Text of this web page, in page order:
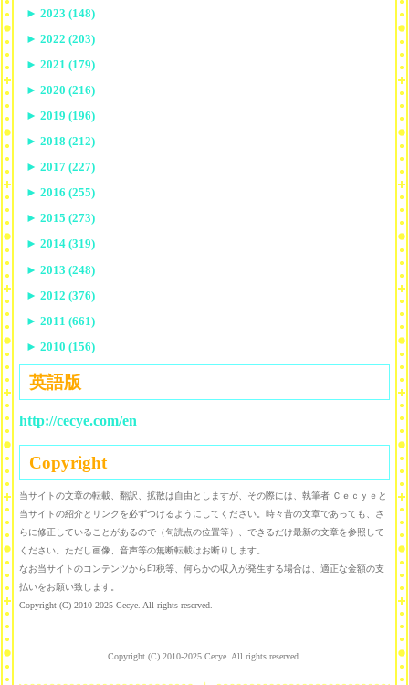
► 2023 (148)
► 2022 (203)
► 2021 (179)
► 2020 (216)
► 2019 (196)
► 2018 (212)
► 2017 (227)
► 2016 (255)
► 2015 (273)
► 2014 (319)
► 2013 (248)
► 2012 (376)
► 2011 (661)
► 2010 (156)
英語版
http://cecye.com/en
Copyright
当サイトの文章の転載、翻訳、拡散は自由としますが、その際には、執筆者 Ｃｅｃｙｅと
当サイトの紹介とリンクを必ずつけるようにしてください。時々昔の文章であっても、さ
らに修正していることがあるので（句読点の位置等）、できるだけ最新の文章を参照して
ください。ただし画像、音声等の無断転載はお断りします。
なお当サイトのコンテンツから印税等、何らかの収入が発生する場合は、適正な金額の支
払いをお願い致します。
Copyright (C) 2010-2025 Cecye. All rights reserved.
Copyright (C) 2010-2025 Cecye. All rights reserved.